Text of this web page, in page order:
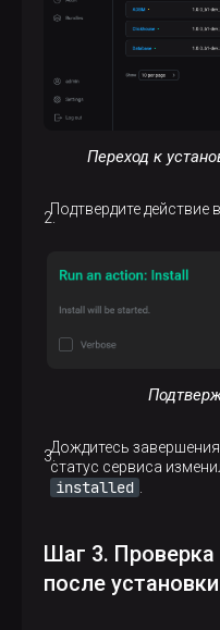
Переход к
Подтвердите действие
Дождитесь завершения
статус сервиса
installed
Шаг 3. Проверка
после установки